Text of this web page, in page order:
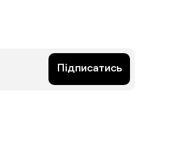
Підписатись